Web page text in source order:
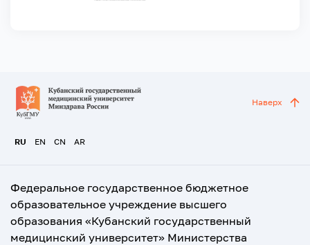
RU EN CN AR
Наверх
Федеральное государственное бюджетное
образовательное учреждение высшего
образования «Кубанский государственный
медицинский университет» Министерства